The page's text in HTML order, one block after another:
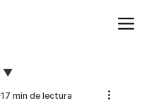
17 min de lectura